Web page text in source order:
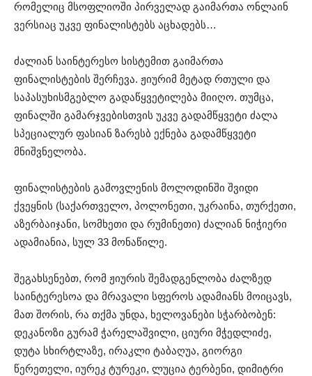
რომელიც მსოფლიოში პირველად გაიმართა ონლაინ
ვერსიაც უკვე ფინალისტებს აცხადებს…
ძალიან საინტერესო სისტემით გაიმართა
ფინალისტების შერჩევა. ჟიურიმ მეტად რთული და
საპასუხისმგებლო გადაწყვეტილება მიიღო. თუმცა,
ფინალში გამარჯვებისთვის უკვე გადამწყვეტი ძალა
სპეციალურ ფასიან ზარესბ ექნება გადამწყვეტი
მნიშვნელობა.
ფინალისტების გამოვლენის მოლოდინში შვიდი
ქვეყნის (საქართველო, პოლონეთი, უკრაინა, თურქეთი,
აზერბაიჯანი, სომხეთი და რუმინეთი) ძალიან ნიჭიერი
ადამიანია, სულ 33 მონაწილე.
შეგახსენებთ, რომ ჟიურის შემადგენლობა ძალზედ
საინტერესოა და მრავალი სფეროს ადამიანს მოიცავს,
მათ შორის, რა თქმა უნდა, ხელოვანები სჭარბობენ:
დეკანოზი გურამ ჭარელაშვილი, ციური მჭედლიძე,
დუტა სხირტლაზე, ირაკლი ტაბაღუა, გიორგი
წერეთელი, იურეკ ტურეკი, ლუცია ტერბენი, დიმიტრი